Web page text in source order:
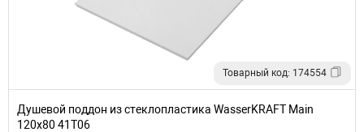
Товарный код: 174554
Душевой поддон из стеклопластика WasserKRAFT Main
120x80 41T06